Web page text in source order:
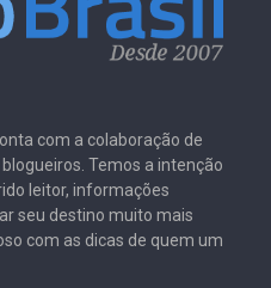
com a colaboração de
Temos a intenção
leitor, informações
seu destino muito mais
com as dicas de quem um